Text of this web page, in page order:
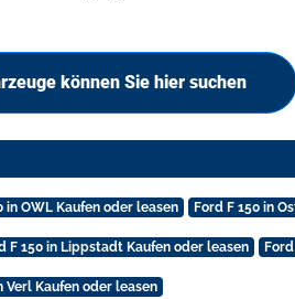
können Sie hier suchen
in OWL Kaufen oder leasen Ford F 150 in
F 150 in Lippstadt Kaufen oder leasen
Verl Kaufen oder leasen